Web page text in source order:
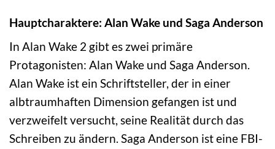
Hauptcharaktere: Alan Wake und Saga Anderson
In Alan Wake 2 gibt es zwei primäre
Protagonisten: Alan Wake und Saga Anderson.
Alan Wake ist ein Schriftsteller, der in einer
albtraumhaften Dimension gefangen ist und
verzweifelt versucht, seine Realität durch das
Schreiben zu ändern. Saga Anderson ist eine FBI-